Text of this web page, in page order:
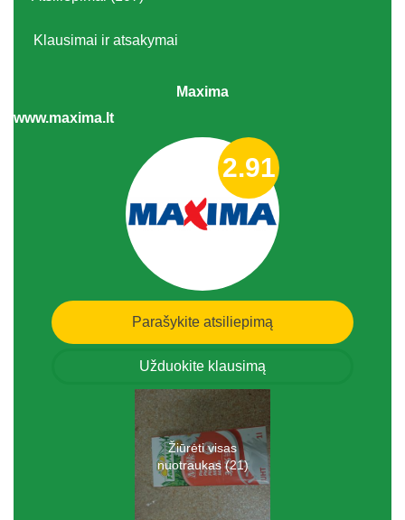
Klausimai ir atsakymai
Maxima
www.maxima.lt
2.91
Parašykite atsiliepimą
Užduokite klausimą
Žiūrėti visas
nuotraukas (21)